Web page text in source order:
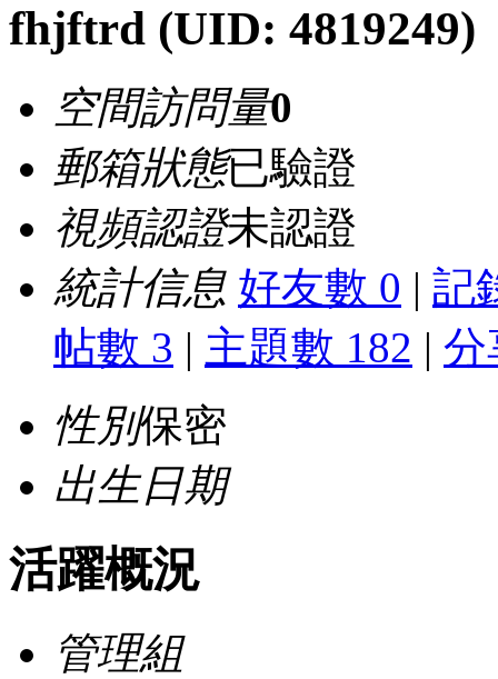
fhjftrd (UID: 4819249)
空間訪問量0
郵箱狀態已驗證
視頻認證未認證
統計信息 好友數 0 | 記
帖數 3 | 主題數 182 | 分
性別保密
出生日期
活躍概況
管理組